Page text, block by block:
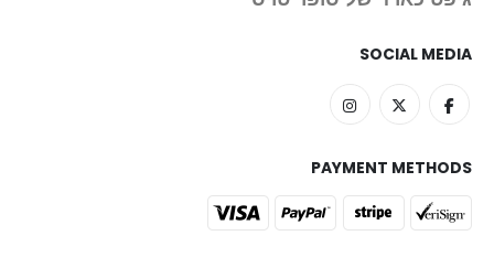
SOCIAL MEDIA
PAYMENT METHODS